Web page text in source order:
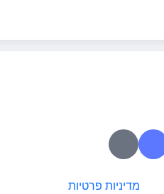
מדיניות פרטיות